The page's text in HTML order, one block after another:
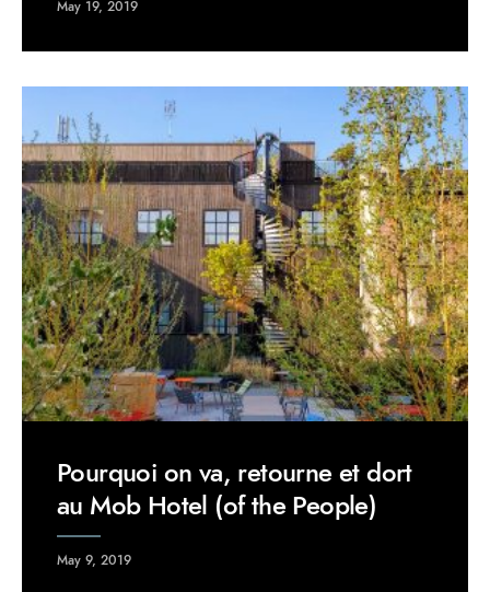
May 19, 2019
Pourquoi on va, retourne et dort
au Mob Hotel (of the People)
May 9, 2019